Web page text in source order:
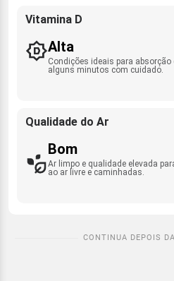
Vitamina D
Alta
Condições ideais para
alguns minutos com cuidado.
Qualidade do Ar
Bom
Ar limpo e qualidade elevada
ao ar livre e caminhadas.